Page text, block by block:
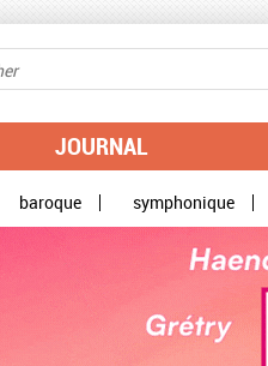
JOURNAL
baroque symphonique